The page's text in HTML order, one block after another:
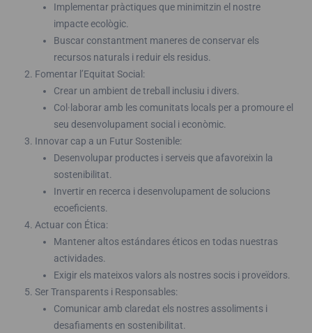
Implementar pràctiques que minimitzin el nostre
impacte ecològic.
Buscar constantment maneres de conservar els
recursos naturals i reduir els residus.
Fomentar l’Equitat Social:
Crear un ambient de treball inclusiu i divers.
Col·laborar amb les comunitats locals per a promoure el
seu desenvolupament social i econòmic.
Innovar cap a un Futur Sostenible:
Desenvolupar productes i serveis que afavoreixin la
sostenibilitat.
Invertir en recerca i desenvolupament de solucions
ecoeficients.
Actuar con Ética:
Mantener altos estándares éticos en todas nuestras
actividades.
Exigir els mateixos valors als nostres socis i proveïdors.
Ser Transparents i Responsables:
Comunicar amb claredat els nostres assoliments i
desafiaments en sostenibilitat.